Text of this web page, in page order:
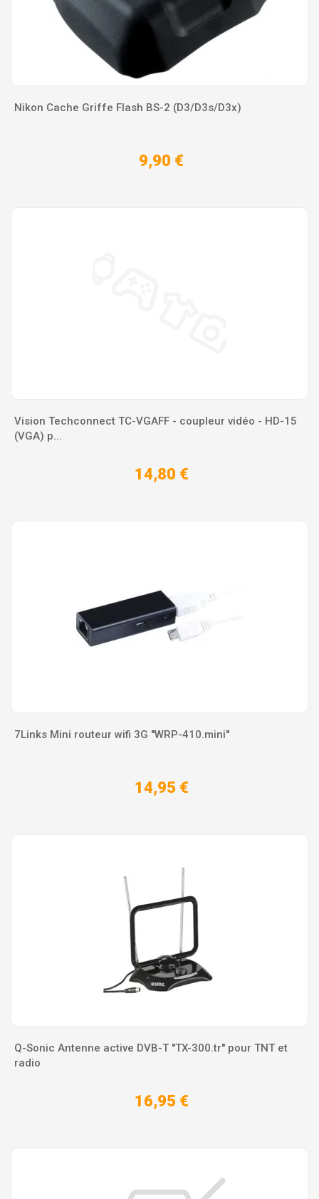
Nikon Cache Griffe Flash BS-2 (D3/D3s/D3x)
9,90 €
Vision Techconnect TC-VGAFF - coupleur vidéo - HD-15
(VGA) p...
14,80 €
7Links Mini routeur wifi 3G ''WRP-410.mini''
14,95 €
Q-Sonic Antenne active DVB-T ''TX-300.tr'' pour TNT et
radio
16,95 €